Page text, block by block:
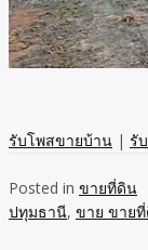
รับโพสขายบ้าน | รั
Posted in ขายที่ดิน
ปทุมธานี, ขาย ขาย